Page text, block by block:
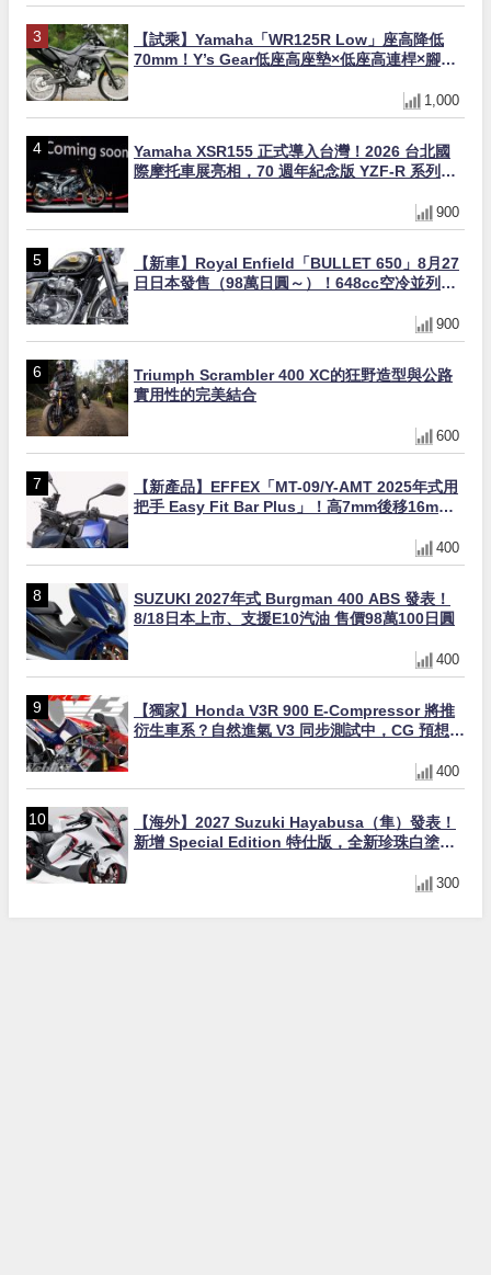
【試乘】Yamaha「WR125R Low」座高降低
70mm！Y’s Gear低座高座墊×低座高連桿×腳踏
1,000
Yamaha XSR155 正式導入台灣！2026 台北國
際摩托車展亮相，70 週年紀念版 YZF-R 系列限
900
【新車】Royal Enfield「BULLET 650」8月27
日日本發售（98萬日圓～）！648cc空冷並列雙
900
Triumph Scrambler 400 XC的狂野造型與公路
實用性的完美結合
600
【新產品】EFFEX「MT-09/Y-AMT 2025年式用
把手 Easy Fit Bar Plus」！高7mm後移16mm
400
SUZUKI 2027年式 Burgman 400 ABS 發表！
8/18日本上市、支援E10汽油 售價98萬100日圓
400
【獨家】Honda V3R 900 E-Compressor 將推
衍生車系？自然進氣 V3 同步測試中，CG 預想曝
400
【海外】2027 Suzuki Hayabusa（隼）發表！
新增 Special Edition 特仕版，全新珍珠白塗裝
300